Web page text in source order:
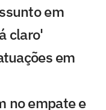
em
claro'
em
no empate e